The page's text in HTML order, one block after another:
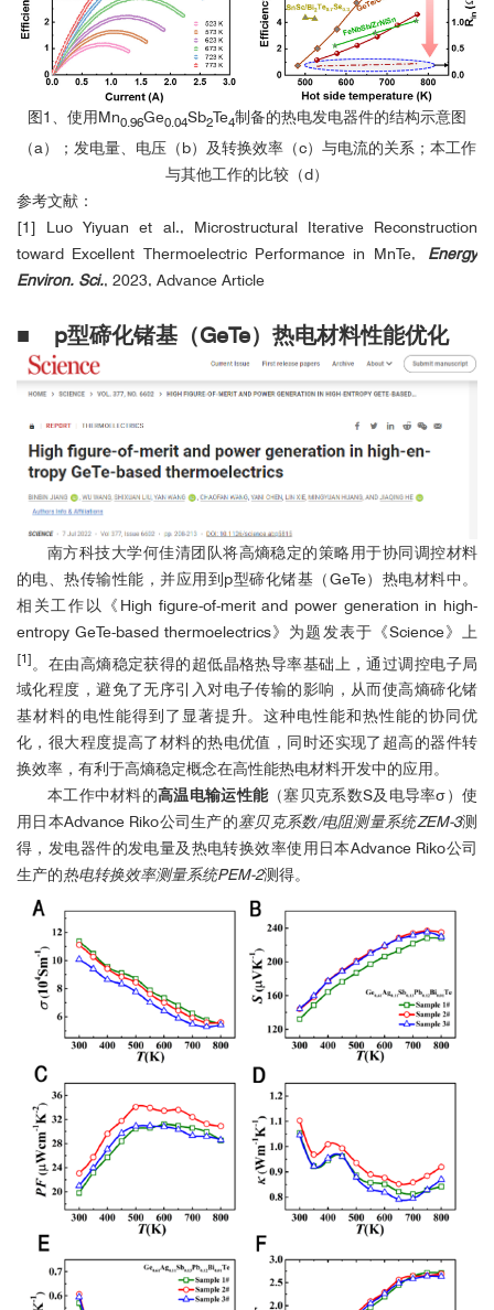
图1、使用Mn0.96Ge0.04Sb2Te4制备的热电发电器件的结构示意图
（a）；发电量、电压（b）及转换效率（c）与电流的关系；本工作
与其他工作的比较（d）
参考文献：
[1] Luo Yiyuan et al., Microstructural Iterative Reconstruction
toward Excellent Thermoelectric Performance in MnTe, Energy
Environ. Sci., 2023, Advance Article
■ p型碲化锗基（GeTe）热电材料性能优化
南方科技大学何佳清团队将高熵稳定的策略用于协同调控材料
的电、热传输性能，并应用到p型碲化锗基（GeTe）热电材料中。
相关工作以《High figure-of-merit and power generation in high-
entropy GeTe-based thermoelectrics》为题发表于《Science》上
[1]
。在由高熵稳定获得的超低晶格热导率基础上，通过调控电子局
域化程度，避免了无序引入对电子传输的影响，从而使高熵碲化锗
基材料的电性能得到了显著提升。这种电性能和热性能的协同优
化，很大程度提高了材料的热电优值，同时还实现了超高的器件转
换效率，有利于高熵稳定概念在高性能热电材料开发中的应用。
本工作中材料的高温电输运性能（塞贝克系数S及电导率σ）使
用日本Advance Riko公司生产的塞贝克系数/电阻测量系统ZEM-3测
得，发电器件的发电量及热电转换效率使用日本Advance Riko公司
生产的热电转换效率测量系统PEM-2测得。